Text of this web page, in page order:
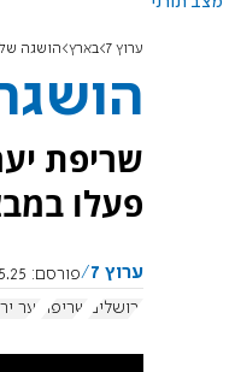
ערוץ 7 בארץ הושגה
שריפת
פעלו
ערוץ 7 פורסם: 12:24
ירושלים
שריפה יער